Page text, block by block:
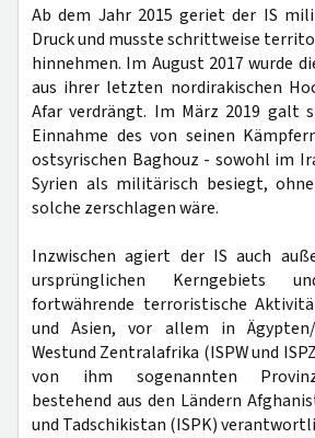
Ab dem Jahr 2015 geriet der IS
Druck und musste schrittweise
hinnehmen. Im August 2017 wurde
aus ihrer letzten nordirakischen
Afar verdrängt. Im März 2019 galt
Einnahme des von seinen
ostsyrischen Baghouz - sowohl im
Syrien als militärisch besiegt,
solche zerschlagen wäre.
Inzwischen agiert der IS auch
ursprünglichen Kerngebiets
fortwährende terroristische
und Asien, vor allem in Ägypten/
Westund Zentralafrika (ISPW und
von ihm sogenannten
bestehend aus den Ländern
und Tadschikistan (ISPK)